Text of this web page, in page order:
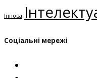
Іннова
Соціальні мережі